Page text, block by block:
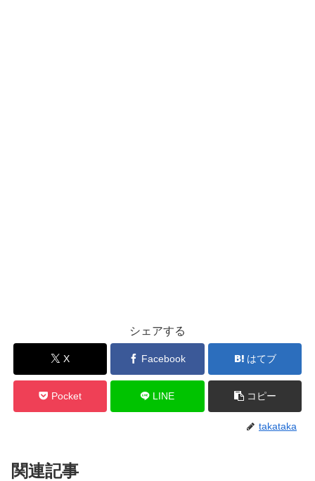
シェアする
X Facebook はてブ
Pocket LINE コピー
takataka
関連記事